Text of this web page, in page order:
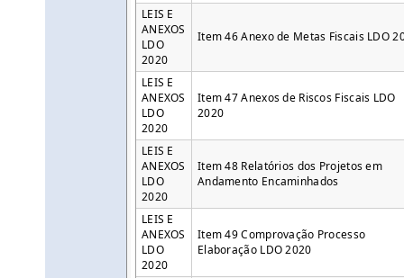
LEIS E
ANEXOS
LDO
2020
Item 46 Anexo de Metas Fiscais LDO
LEIS E
ANEXOS
LDO
2020
Item 47 Anexos de Riscos Fiscais LDO
2020
LEIS E
ANEXOS
LDO
2020
Item 48 Relatórios dos Projetos em
Andamento Encaminhados
LEIS E
ANEXOS
LDO
2020
Item 49 Comprovação Processo
Elaboração LDO 2020